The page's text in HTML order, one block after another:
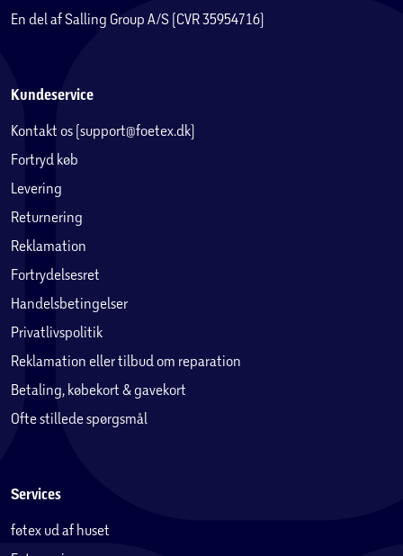
En del af Salling Group A/S (CVR 35954716)
Kundeservice
Kontakt os (support@foetex.dk)
Fortryd køb
Levering
Returnering
Reklamation
Fortrydelsesret
Handelsbetingelser
Privatlivspolitik
Reklamation eller tilbud om reparation
Betaling, købekort & gavekort
Ofte stillede spørgsmål
Services
føtex ud af huset